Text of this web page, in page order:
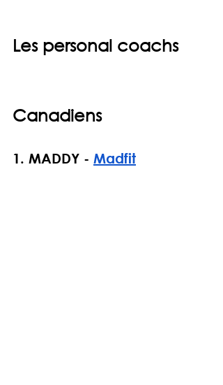
Les personal coachs
Canadiens
1. MADDY - Madfit